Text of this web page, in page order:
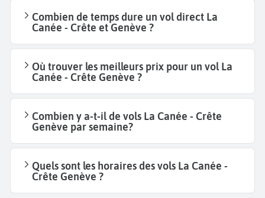
Combien de temps dure un vol direct La
Canée - Crête et Genève ?
Où trouver les meilleurs prix pour un vol La
Canée - Crête Genève ?
Combien y a-t-il de vols La Canée - Crête
Genève par semaine?
Quels sont les horaires des vols La Canée -
Crête Genève ?